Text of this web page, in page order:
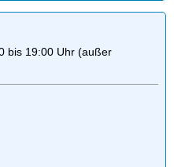
bis 19:00 Uhr (außer